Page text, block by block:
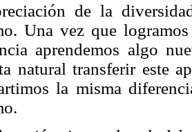
de la
Una vez que
aprendemos algo
natural transferir este
la misma